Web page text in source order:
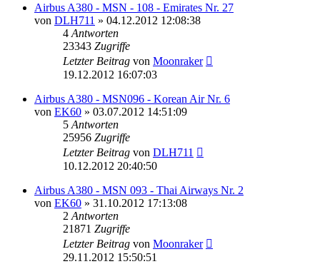
Airbus A380 - MSN - 108 - Emirates Nr. 27
von DLH711 » 04.12.2012 12:08:38
4 Antworten
23343 Zugriffe
Letzter Beitrag von Moonraker
19.12.2012 16:07:03
Airbus A380 - MSN096 - Korean Air Nr. 6
von EK60 » 03.07.2012 14:51:09
5 Antworten
25956 Zugriffe
Letzter Beitrag von DLH711
10.12.2012 20:40:50
Airbus A380 - MSN 093 - Thai Airways Nr. 2
von EK60 » 31.10.2012 17:13:08
2 Antworten
21871 Zugriffe
Letzter Beitrag von Moonraker
29.11.2012 15:50:51